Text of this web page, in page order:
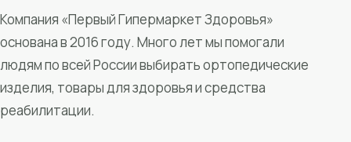
Компания «Первый Гипермаркет Здоровья»
основана в 2016 году. Много лет мы помогали
людям по всей России выбирать ортопедические
изделия, товары для здоровья и средства
реабилитации.